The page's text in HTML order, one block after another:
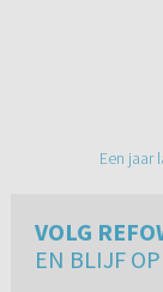
Een jaar
VOLG
EN BLIJF